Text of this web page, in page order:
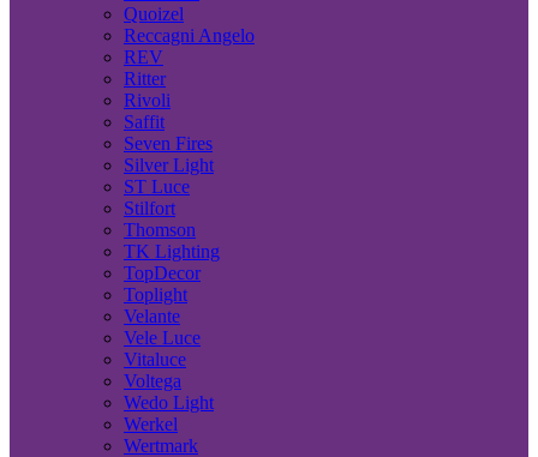
Quoizel
Reccagni Angelo
REV
Ritter
Rivoli
Saffit
Seven Fires
Silver Light
ST Luce
Stilfort
Thomson
TK Lighting
TopDecor
Toplight
Velante
Vele Luce
Vitaluce
Voltega
Wedo Light
Werkel
Wertmark